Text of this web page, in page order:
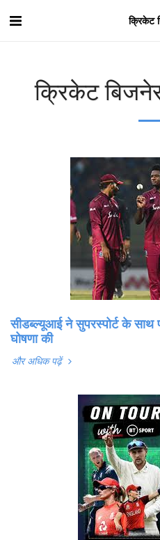
क्रिकेट
क्रिकेट
सीडब्ल्यूआई ने सुपरस्पोर्ट के
घोषणा की
और अधिक पढ़ें